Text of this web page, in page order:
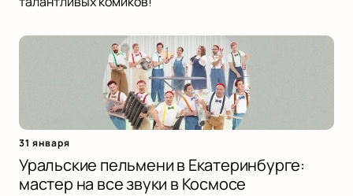
31 января
Уральские пельмени в Екатеринбурге:
мастер на все звуки в Космосе